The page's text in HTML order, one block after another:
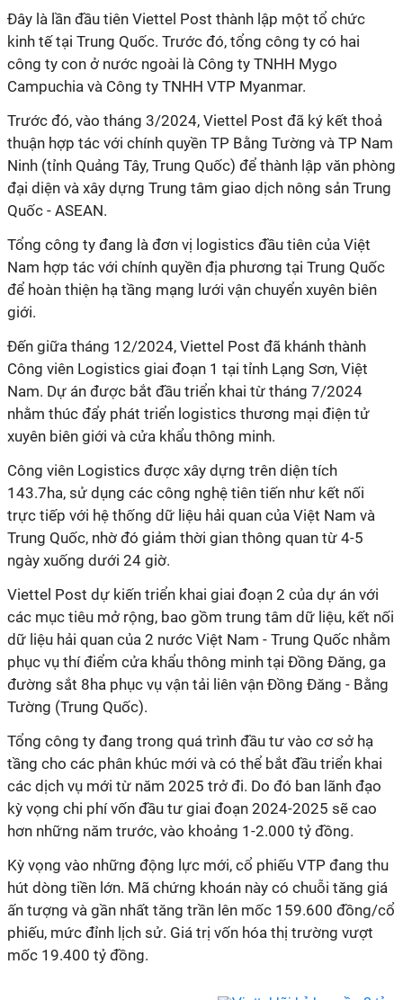
Đây là lần đầu tiên Viettel Post thành lập một tổ chức
kinh tế tại Trung Quốc. Trước đó, tổng công ty có hai
công ty con ở nước ngoài là Công ty TNHH Mygo
Campuchia và Công ty TNHH VTP Myanmar.
Trước đó, vào tháng 3/2024, Viettel Post đã ký kết thoả
thuận hợp tác với chính quyền TP Bằng Tường và TP Nam
Ninh (tỉnh Quảng Tây, Trung Quốc) để thành lập văn phòng
đại diện và xây dựng Trung tâm giao dịch nông sản Trung
Quốc - ASEAN.
Tổng công ty đang là đơn vị logistics đầu tiên của Việt
Nam hợp tác với chính quyền địa phương tại Trung Quốc
để hoàn thiện hạ tầng mạng lưới vận chuyển xuyên biên
giới.
Đến giữa tháng 12/2024, Viettel Post đã khánh thành
Công viên Logistics giai đoạn 1 tại tỉnh Lạng Sơn, Việt
Nam. Dự án được bắt đầu triển khai từ tháng 7/2024
nhằm thúc đẩy phát triển logistics thương mại điện tử
xuyên biên giới và cửa khẩu thông minh.
Công viên Logistics được xây dựng trên diện tích
143.7ha, sử dụng các công nghệ tiên tiến như kết nối
trực tiếp với hệ thống dữ liệu hải quan của Việt Nam và
Trung Quốc, nhờ đó giảm thời gian thông quan từ 4-5
ngày xuống dưới 24 giờ.
Viettel Post dự kiến triển khai giai đoạn 2 của dự án với
các mục tiêu mở rộng, bao gồm trung tâm dữ liệu, kết nối
dữ liệu hải quan của 2 nước Việt Nam - Trung Quốc nhằm
phục vụ thí điểm cửa khẩu thông minh tại Đồng Đăng, ga
đường sắt 8ha phục vụ vận tải liên vận Đồng Đăng - Bằng
Tường (Trung Quốc).
Tổng công ty đang trong quá trình đầu tư vào cơ sở hạ
tầng cho các phân khúc mới và có thể bắt đầu triển khai
các dịch vụ mới từ năm 2025 trở đi. Do đó ban lãnh đạo
kỳ vọng chi phí vốn đầu tư giai đoạn 2024-2025 sẽ cao
hơn những năm trước, vào khoảng 1-2.000 tỷ đồng.
Kỳ vọng vào những động lực mới, cổ phiếu VTP đang thu
hút dòng tiền lớn. Mã chứng khoán này có chuỗi tăng giá
ấn tượng và gần nhất tăng trần lên mốc 159.600 đồng/cổ
phiếu, mức đỉnh lịch sử. Giá trị vốn hóa thị trường vượt
mốc 19.400 tỷ đồng.